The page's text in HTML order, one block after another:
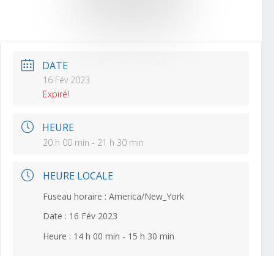
DATE
16 Fév 2023
Expiré!
HEURE
20 h 00 min - 21 h 30 min
HEURE LOCALE
Fuseau horaire : America/New_York
Date : 16 Fév 2023
Heure : 14 h 00 min - 15 h 30 min